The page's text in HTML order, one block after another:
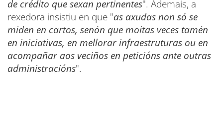
de crédito que sexan pertinentes". Ademais, a
rexedora insistiu en que "as axudas non só se
miden en cartos, senón que moitas veces tamén
en iniciativas, en mellorar infraestruturas ou en
acompañar aos veciños en peticións ante outras
administracións".